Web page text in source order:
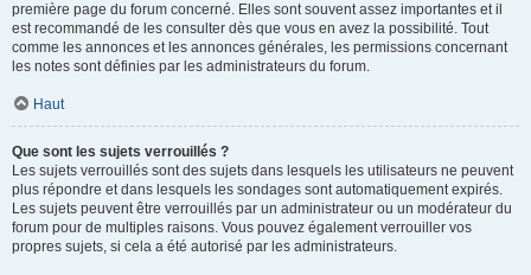
première page du forum concerné. Elles sont souvent assez importantes et il
est recommandé de les consulter dès que vous en avez la possibilité. Tout
comme les annonces et les annonces générales, les permissions concernant
les notes sont définies par les administrateurs du forum.
Haut
Que sont les sujets verrouillés ?
Les sujets verrouillés sont des sujets dans lesquels les utilisateurs ne peuvent
plus répondre et dans lesquels les sondages sont automatiquement expirés.
Les sujets peuvent être verrouillés par un administrateur ou un modérateur du
forum pour de multiples raisons. Vous pouvez également verrouiller vos
propres sujets, si cela a été autorisé par les administrateurs.